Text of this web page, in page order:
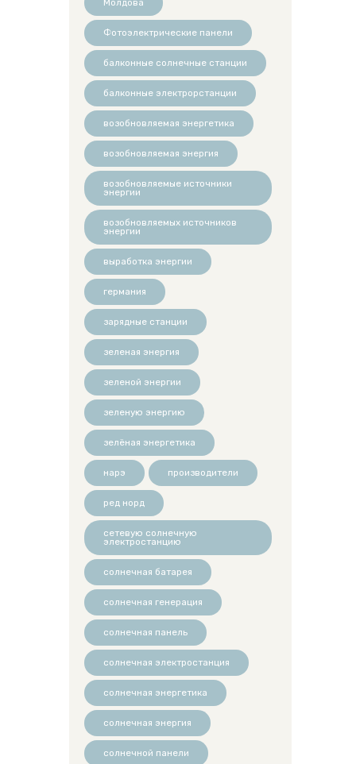
Молдова
Фотоэлектрические панели
балконные солнечные станции
балконные электрорстанции
возобновляемая энергетика
возобновляемая энергия
возобновляемые источники
энергии
возобновляемых источников
энергии
выработка энергии
германия
зарядные станции
зеленая энергия
зеленой энергии
зеленую энергию
зелёная энергетика
нарэ производители
ред норд
сетевую солнечную
электростанцию
солнечная батарея
солнечная генерация
солнечная панель
солнечная электростанция
солнечная энергетика
солнечная энергия
солнечной панели